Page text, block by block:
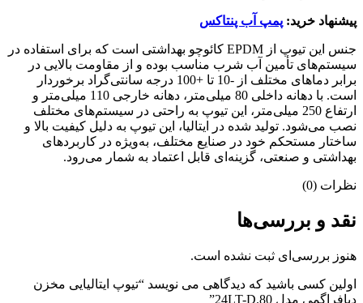
پیشنهاد خرید: پمپ آب پنتاکس
جنس این تیوپ از EPDM کائوچو بهداشتی است که برای استفاده در
سیستم‌های تأمین آب شرب مناسب بوده و از مقاومت بالایی در
برابر دماهای مختلف از -10 تا +100 درجه سانتی‌گراد برخوردار
است. با دهانه داخلی 80 میلی‌متر، دهانه خارجی 110 میلی‌متر و
ارتفاع 250 میلی‌متر، این تیوپ به راحتی در سیستم‌های مختلف
نصب می‌شود. تولید شده در ایتالیا، این تیوپ به دلیل کیفیت بالا و
ساختار مستحکم خود در صنایع مختلف، به‌ویژه در کاربردهای
بهداشتی و صنعتی، گزینه‌ای قابل اعتماد به شمار می‌رود.
نظرات (0)
نقد و بررسی‌ها
هنوز بررسی‌ای ثبت نشده است.
اولین کسی باشید که دیدگاهی می نویسد “تیوپ ایتالیایی مخزن
دیافراگمی مدل 24LT-D.80”